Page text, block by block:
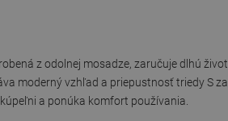
z odolnej mosadze, zaručuje dlhú
moderný vzhľad a priepustnosť triedy S
a ponúka komfort používania.